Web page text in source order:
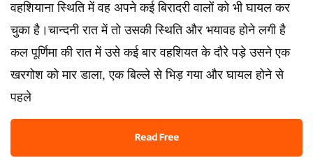
वहशियाना स्थिति में वह अपने कई बिरादरी वालों को भी घायल कर
चुका है।चान्दनी रात में तो उसकी स्थिति और भयावह होने लगी है
कल पूर्णिमा की रात में उसे कई बार वहशियत के दौरे पड़े उसने एक
खरगोश को मार डाला, एक बिल्ले से भिड़ गया और घायल होने से
पहले
Read Free